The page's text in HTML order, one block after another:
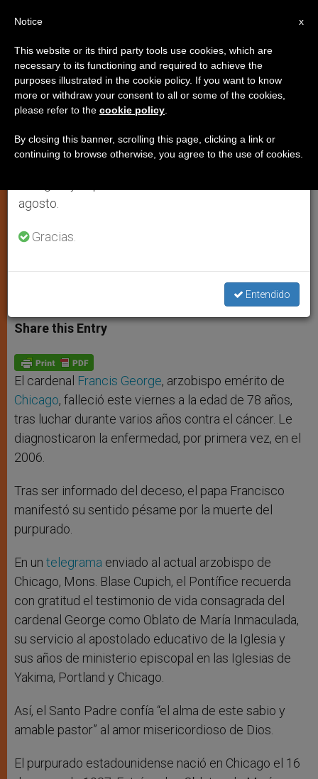
Fallece el cardenal Francis
George
lucha contra el cáncer. El Santo Padre
envía un telegrama de pésame al actual
arzobispo de Chicago
t
s
p
p
s
e
g
e
r
e
b
o
k
t r
Share this Entry
El cardenal Francis George, arzobispo emérito de
Chicago, falleció este viernes a la edad de 78 años,
tras luchar durante varios años contra el cáncer. Le
diagnosticaron la enfermedad, por primera vez, en el
2006.
Tras ser informado del deceso, el papa Francisco
manifestó su sentido pésame por la muerte del
purpurado.
En un telegrama enviado al actual arzobispo de
Chicago, Mons. Blase Cupich, el Pontífice recuerda
con gratitud el testimonio de vida consagrada del
cardenal George como Oblato de María Inmaculada,
su servicio al apostolado educativo de la Iglesia y
sus años de ministerio episcopal en las Iglesias de
Yakima, Portland y Chicago.
Así, el Santo Padre confía “el alma de este sabio y
amable pastor” al amor misericordioso de Dios.
El purpurado estadounidense nació en Chicago el 16
×
Aviso importante
Del 27 de julio al 7 de agosto haremos la pausa
anual, aprovechando que en el periodo de verano
se generan menos informaciones y también el
agosto.
Gracias.
Entendido
x
Notice
This website or its third party tools use cookies, which are
necessary to its functioning and required to achieve the
purposes illustrated in the cookie policy. If you want to know
more or withdraw your consent to all or some of the cookies,
please refer to the cookie policy
By closing this banner, scrolling this page, clicking a link or
continuing to browse otherwise, you agree to the use of cookies.